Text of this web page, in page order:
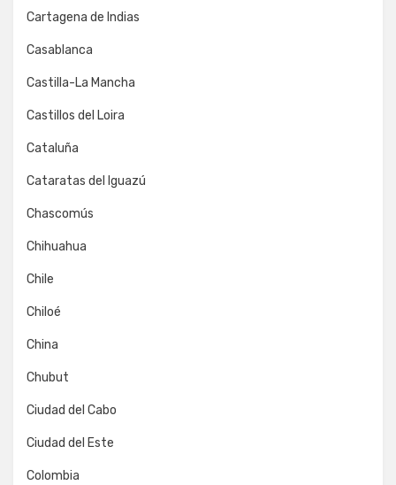
Cartagena de Indias
Casablanca
Castilla-La Mancha
Castillos del Loira
Cataluña
Cataratas del Iguazú
Chascomús
Chihuahua
Chile
Chiloé
China
Chubut
Ciudad del Cabo
Ciudad del Este
Colombia